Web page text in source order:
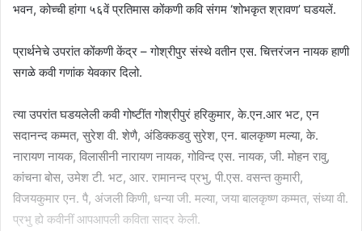
भवन, कोच्ची हांगा ५६वें प्रतिमास कोंकणी कवि संगम ‘शोभकृत श्रावण’ घडयलें.
प्रार्थनेचे उपरांत कोंकणी केंद्र – गोश्रीपुर संस्थे वतीन एस. चित्तरंजन नायक हाणी
सगळे कवी गणांक येवकार दिलो.
त्या उपरांत घडयलेली कवी गोष्टींत गोश्रीपुरं हरिकुमार, के.एन.आर भट, एन
सदानन्द कम्मत, सुरेश वी. शेणै, अंडिक्कडवु सुरेश, एन. बालकृष्ण मल्या, के.
नारायण नायक, विलासीनी नारायण नायक, गोविन्द एस. नायक, जी. मोहन रावु,
कांचना बोस, उमेश टी. भट, आर. रामानन्द प्रभु, पी.एस. वसन्त कुमारी,
विजयकुमार एन. पै, अंजली किणी, धन्या जी. मल्या, जया बालकृष्ण कम्मत, संध्या वी.
प्रभु ह्ये कवीनीं आपआपली कविता सादर केली.